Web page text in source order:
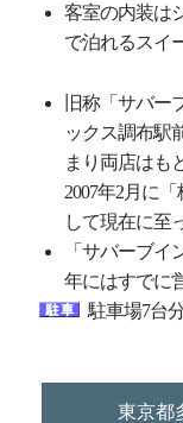
客室の内装は
で泊れるスイ
旧称「サバー
ックス調布駅
まり両店はも
2007年2月に
して現在に至
「サバーブイ
年にはすでに
駐車場7台